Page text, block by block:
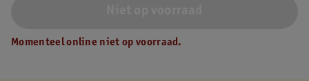
Momenteel online niet op voorraad.